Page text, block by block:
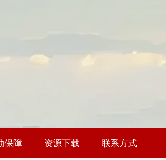
保障 资源下载 联系方式
质增效三大路径，揭…
牢理想信念，探秘西…